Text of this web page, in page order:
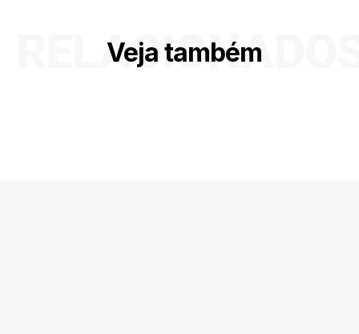
Veja também